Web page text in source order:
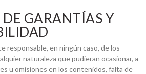
GARANTÍAS Y
responsable, en ningún caso, de los
naturaleza que pudieran ocasionar, a
u omisiones en los contenidos, falta de